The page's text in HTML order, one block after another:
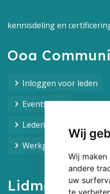
Wij
Wij
andere
uw
te
kennisdeling en
Ooa
Inloggen voor leden
Events Ooa
Leden overzicht
Werkgroepen overzicht